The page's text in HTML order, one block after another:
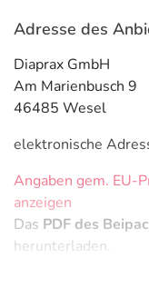
Adresse des
Diaprax GmbH
Am Marienbusch 9
46485 Wesel
elektronische
Angaben gem. EU-
anzeigen
Das PDF des
herunterladen.